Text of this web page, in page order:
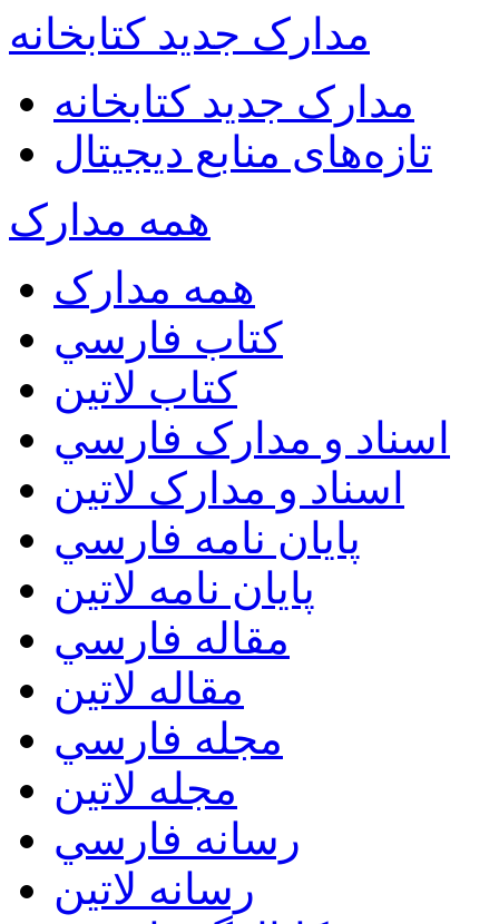
مدارک جدید کتابخانه
مدارک جدید کتابخانه
تازه‌های منابع دیجیتال
همه مدارک
همه مدارک
کتاب فارسي
کتاب لاتين
اسناد و مدارک فارسي
اسناد و مدارک لاتين
پايان نامه فارسي
پايان نامه لاتين
مقاله فارسي
مقاله لاتين
مجله فارسي
مجله لاتين
رسانه فارسي
رسانه لاتين